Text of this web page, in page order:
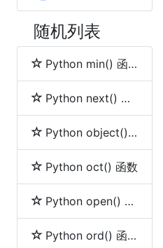
随机列表
Python min() 函数
Python next() 函数
Python object() 函数
Python oct() 函数
Python open() 函数
Python ord() 函数